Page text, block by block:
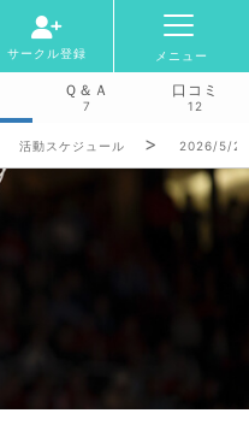
サークル登録 メニュー
Ｑ＆Ａ
7
口コミ
12
活動スケジュール 2026/5/2(